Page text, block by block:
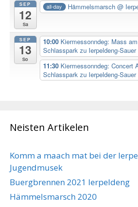
SEP
12
Sa
all-day Hämmelsmarsch@
SEP
13
So
10:00 Kiermessonndeg: Mass
Schlasspark zu Ierpeldeng-Sauer
11:30 Kiermessonndeg: Concert
Schlasspark zu Ierpeldeng-Sauer
Neisten Artikelen
Komm a maach mat bei der
Jugendmusek
Buergbrennen 2021 Ierpeldeng
Hämmelsmarsch 2020